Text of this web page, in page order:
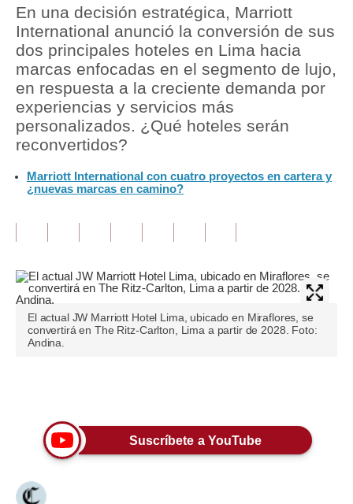
Política
Tu Dinero
Finanzas Personales
Inmobiliarias
Plus G
Editorial
Tendencias
Lujo
Mundo
EEUU
En una decisión estratégica, Marriott
International anunció la conversión de sus
dos principales hoteles en Lima hacia
marcas enfocadas en el segmento de lujo,
en respuesta a la creciente demanda por
experiencias y servicios más
personalizados. ¿Qué hoteles serán
reconvertidos?
Marriott International con cuatro proyectos en cartera y
¿nuevas marcas en camino?
El actual JW Marriott Hotel Lima, ubicado en Miraflores, se
convertirá en The Ritz-Carlton, Lima a partir de 2028. Foto:
Andina.
Suscríbete a YouTube